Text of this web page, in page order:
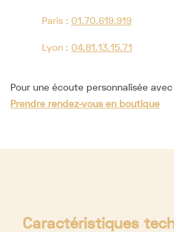
Paris : 01.70.619.919
Lyon : 04.81.13.15.71
Pour une écoute personnalisée
Prendre rendez-vous en boutique
Caractéristiques